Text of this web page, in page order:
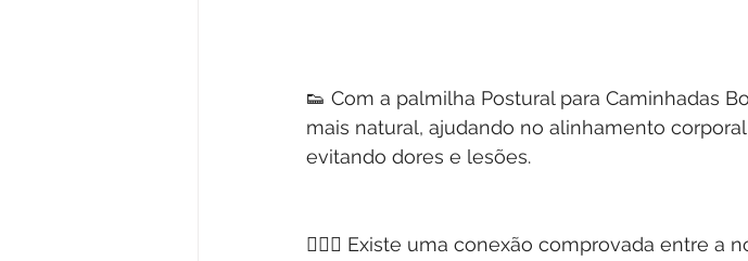
👟 Com a palmilha Postural para Caminhadas
mais natural, ajudando no alinhamento
evitando dores e lesões.
🏃🏽‍♀️ Existe uma conexão comprovada entre a